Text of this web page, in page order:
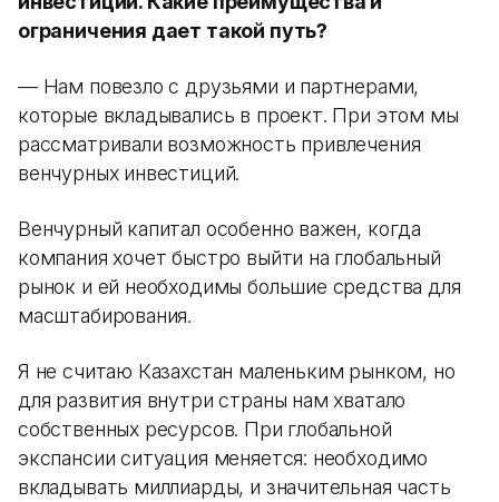
ограничения дает такой путь?
— Нам повезло с друзьями и партнерами,
которые вкладывались в проект. При этом мы
рассматривали возможность привлечения
венчурных инвестиций.
Венчурный капитал особенно важен, когда
компания хочет быстро выйти на глобальный
рынок и ей необходимы большие средства для
масштабирования.
Я не считаю Казахстан маленьким рынком, но
для развития внутри страны нам хватало
собственных ресурсов. При глобальной
экспансии ситуация меняется: необходимо
вкладывать миллиарды, и значительная часть